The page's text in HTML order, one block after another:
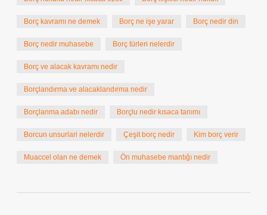
Borç kavramı ne demek Borç ne işe yarar Borç nedir din
Borç nedir muhasebe Borç türleri nelerdir
Borç ve alacak kavramı nedir
Borçlandırma ve alacaklandırma nedir
Borçlanma adabı nedir Borçlu nedir kısaca tanımı
Borcun unsurlari nelerdir Çeşit borç nedir Kim borç verir
Muaccel olan ne demek Ön muhasebe mantığı nedir